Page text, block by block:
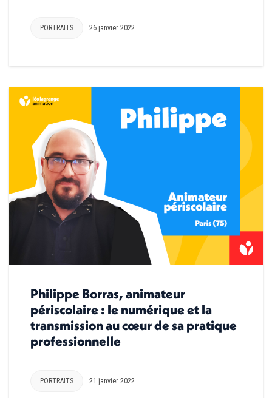
PORTRAITS 26 janvier 2022
Philippe Borras, animateur
périscolaire : le numérique et la
transmission au cœur de sa pratique
professionnelle
PORTRAITS 21 janvier 2022